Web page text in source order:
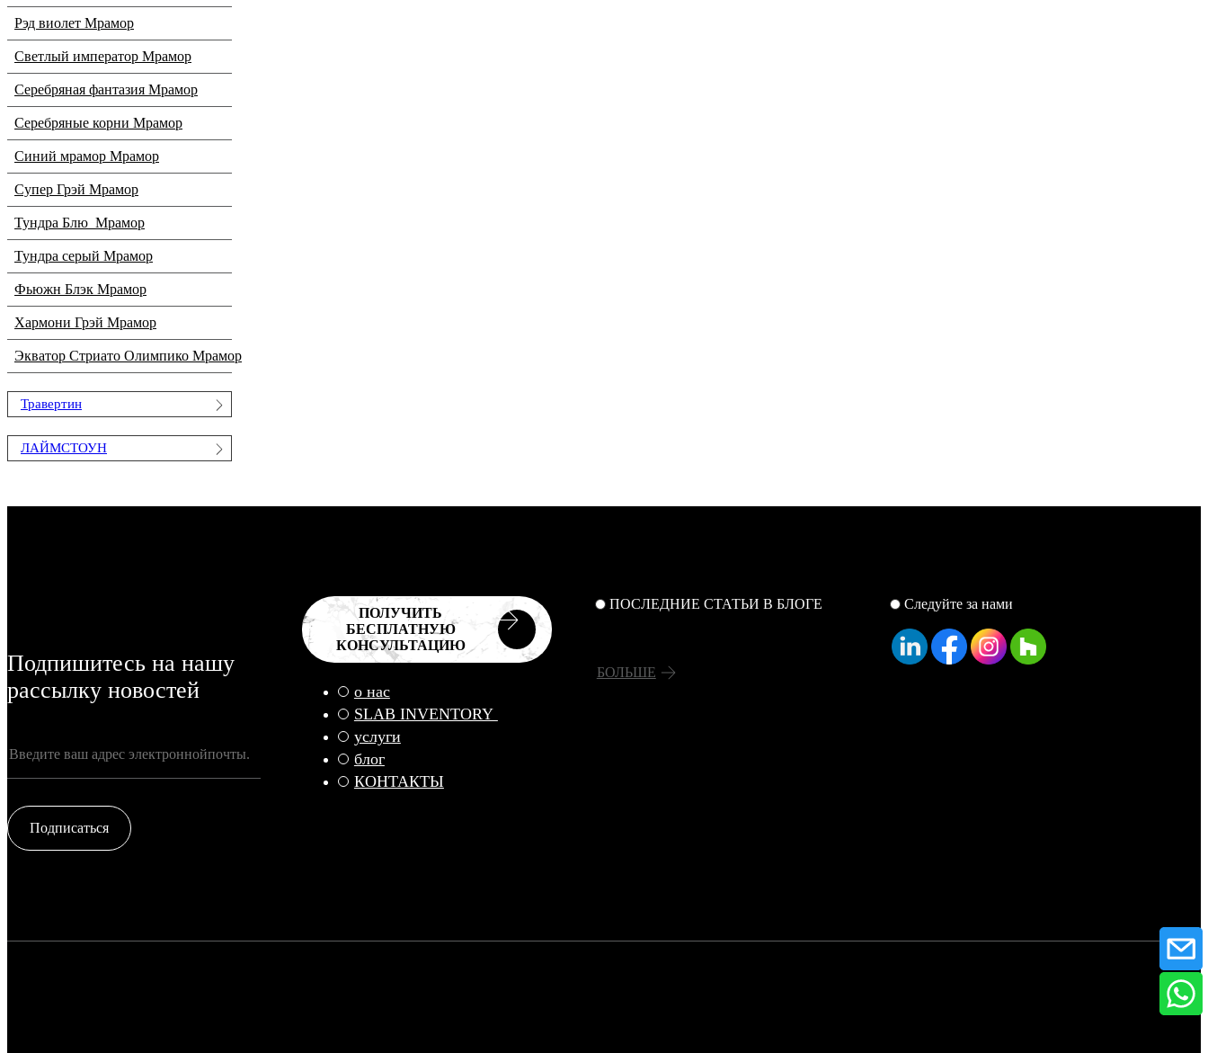
Рэд виолет Мрамор
Светлый император Мрамор
Серебряная фантазия Мрамор
Серебряные корни Мрамор
Синий мрамор Мрамор
Супер Грэй Мрамор
Тундра Блю Мрамор
Тундра серый Мрамор
Фьюжн Блэк Мрамор
Хармони Грэй Мрамор
Экватор Стриато Олимпико Мрамор
Травертин
ЛАЙМСТОУН
Подпишитесь на нашу
рассылку новостей
Подписаться
ПОЛУЧИТЬ
БЕСПЛАТНУЮ
КОНСУЛЬТАЦИЮ
о нас
SLAB INVENTORY
услуги
блог
КОНТАКТЫ
ПОСЛЕДНИЕ СТАТЬИ В БЛОГЕ
БОЛЬШЕ
Следуйте за нами